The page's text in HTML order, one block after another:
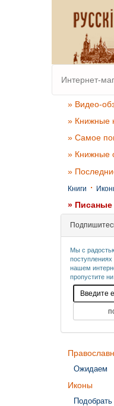
Интернет-
» Видео-
» Книжные
» Самое
» Книжные
»
Книги ·
»
Мы с
нашем
пропустите
Ожидаем
Иконы
Подобрать